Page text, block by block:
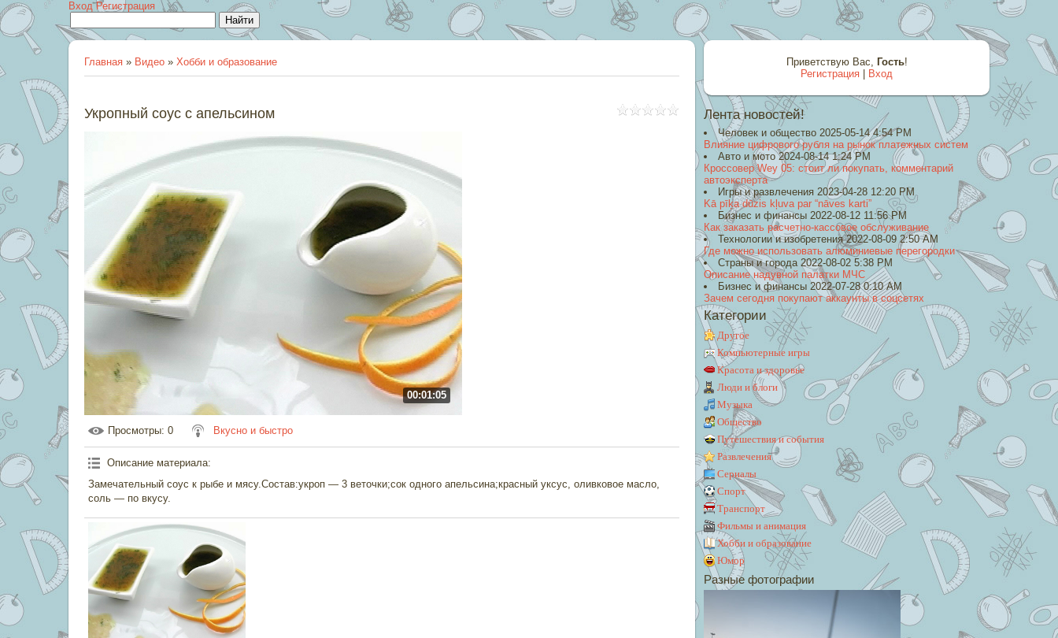
Вход Регистрация
Главная » Видео » Хобби и образование
Укропный соус с апельсином
00:01:05
Просмотры: 0 Вкусно и быстро
Описание материала:
Замечательный соус к рыбе и мясу.Состав:укроп — 3 веточки;сок одного апельсина;красный уксус, оливковое масло,
соль — по вкусу.
Приветствую Вас, Гость!
Регистрация
Вход
Лента новостей!
Человек и общество 2025-05-14 4:54 PM
Влияние цифрового рубля на рынок платежных систем
Авто и мото 2024-08-14 1:24 PM
Кроссовер Wey 05: стоит ли покупать, комментарий
автоэксперта
Игры и развлечения 2023-04-28 12:20 PM
Kā pīķa dūzis kļuva par “nāves karti”
Бизнес и финансы 2022-08-12 11:56 PM
Как заказать расчетно-кассовое обслуживание
Технологии и изобретения 2022-08-09 2:50 AM
Где можно использовать алюминиевые перегородки
Страны и города 2022-08-02 5:38 PM
Описание надувной палатки МЧС
Бизнес и финансы 2022-07-28 0:10 AM
Зачем сегодня покупают аккаунты в соцсетях
Категории
Другое
Компьютерные игры
Красота и здоровье
Люди и блоги
Музыка
Общество
Путешествия и события
Развлечения
Сериалы
Спорт
Транспорт
Фильмы и анимация
Хобби и образование
Юмор
Разные фотографии